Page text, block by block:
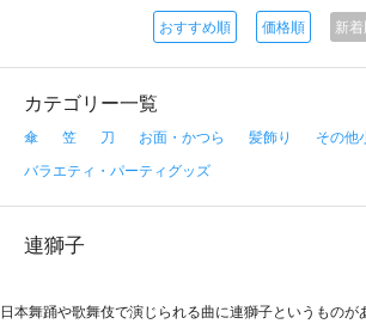
おすすめ順 価格順 新着
カテゴリー一覧
傘 笠 刀 お面・かつら 髪飾り
その他
バラエティ・パーティグッズ
連獅子
日本舞踊や歌舞伎で演じられる曲に連獅子というものが